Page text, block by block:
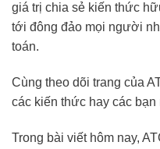
giá trị chia sẻ kiến thức
tới đông đảo mọi người
toán.
Cùng theo dõi trang của
các kiến thức hay các bạn
Trong bài viết hôm nay,